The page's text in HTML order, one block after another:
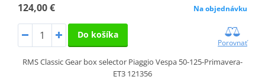
124,00 € Na objednávku
Do košíka
Porovnať
RMS Classic Gear box selector Piaggio Vespa 50-125-Primavera-
ET3 121356